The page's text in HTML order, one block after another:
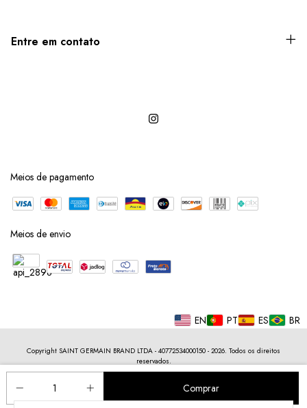
Entre em contato
Meios de pagamento
Meios de envio
EN PT ES BR
Copyright SAINT GERMAIN BRAND LTDA - 40772534000150 - 2026. Todos os direitos
reservados.